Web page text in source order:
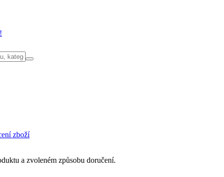
zboží
a zvoleném způsobu doručení.